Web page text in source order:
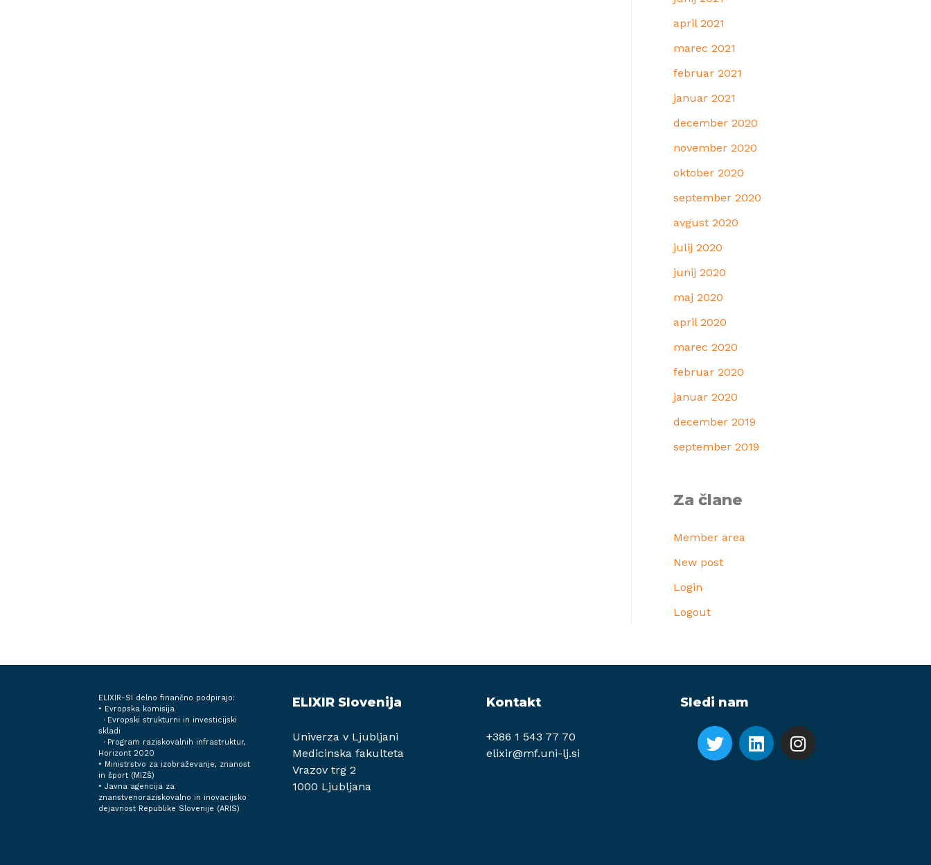
april 2021
marec 2021
februar 2021
januar 2021
december 2020
november 2020
oktober 2020
september 2020
avgust 2020
julij 2020
junij 2020
maj 2020
april 2020
marec 2020
februar 2020
januar 2020
december 2019
september 2019
Za člane
Member area
New post
Login
Logout
ELIXIR-SI delno finančno podpirajo:
• Evropska komisija
· Evropski strukturni in investicijski
skladi
· Program raziskovalnih infrastruktur,
Horizont 2020
• Ministrstvo za izobraževanje, znanost
in šport (MIZŠ)
• Javna agencija za
znanstvenoraziskovalno in inovacijsko
dejavnost Republike Slovenije (ARIS)
ELIXIR Slovenija
Univerza v Ljubljani
Medicinska fakulteta
Vrazov trg 2
1000 Ljubljana
Kontakt
+386 1 543 77 70
elixir@mf.uni-lj.si
Sledi nam